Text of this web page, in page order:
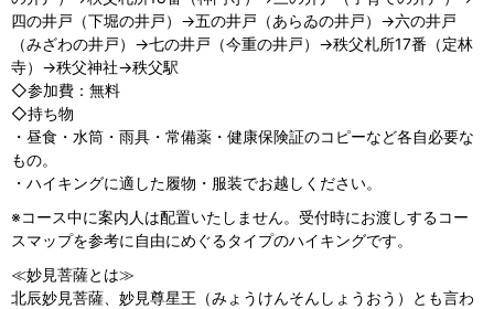
四の井戸（下堀の井戸）→五の井戸（あらゐの井戸）→六の井戸
（みざわの井戸）→七の井戸（今重の井戸）→秩父札所17番（定林
寺）→秩父神社→秩父駅
◇参加費：無料
◇持ち物
・昼食・水筒・雨具・常備薬・健康保険証のコピーなど各自必要な
もの。
・ハイキングに適した履物・服装でお越しください。
※コース中に案内人は配置いたしません。受付時にお渡しするコー
スマップを参考に自由にめぐるタイプのハイキングです。
≪妙見菩薩とは≫
北辰妙見菩薩、妙見尊星王（みょうけんそんしょうおう）とも言わ